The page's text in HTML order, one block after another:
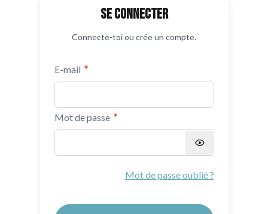
Se connecter
Connecte-toi ou crée un compte.
E-mail
Mot de passe
Mot de passe oublié ?